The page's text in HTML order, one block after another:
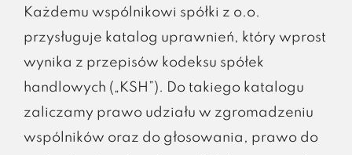
Każdemu wspólnikowi spółki z o.o.
przysługuje katalog uprawnień, który wprost
wynika z przepisów kodeksu spółek
handlowych („KSH”). Do takiego katalogu
zaliczamy prawo udziału w zgromadzeniu
wspólników oraz do głosowania, prawo do